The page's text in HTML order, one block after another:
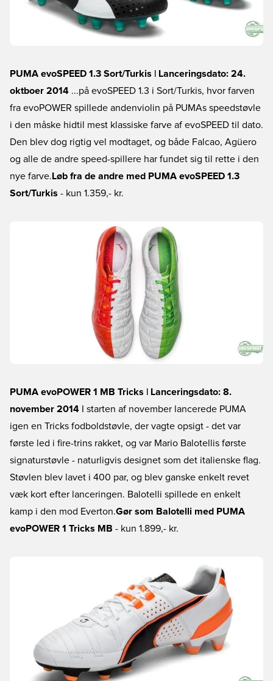
PUMA evoSPEED 1.3 Sort/Turkis | Lanceringsdato: 24.
oktboer 2014 ...på evoSPEED 1.3 i Sort/Turkis, hvor farven
fra evoPOWER spillede andenviolin på PUMAs speedstøvle
i den måske hidtil mest klassiske farve af evoSPEED til dato.
Den blev dog rigtig vel modtaget, og både Falcao, Agüero
og alle de andre speed-spillere har fundet sig til rette i den
nye farve. Løb fra de andre med PUMA evoSPEED 1.3
Sort/Turkis - kun 1.359,- kr.
PUMA evoPOWER 1 MB Tricks | Lanceringsdato: 8.
november 2014 I starten af november lancerede PUMA
igen en Tricks fodboldstøvle, der vagte opsigt - det var
første led i fire-trins rakket, og var Mario Balotellis første
signaturstøvle - naturligvis designet som det italienske flag.
Støvlen blev lavet i 400 par, og blev ganske enkelt revet
væk kort efter lanceringen. Balotelli spillede en enkelt
kamp i den mod Everton.Gør som Balotelli med PUMA
evoPOWER 1 Tricks MB - kun 1.899,- kr.